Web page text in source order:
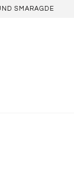
SMARAGDE